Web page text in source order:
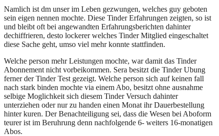
Namlich ist dm unser im Leben gezwungen, welches guy geboten
sein eigen nennen mochte. Diese Tinder Erfahrungen zeigten, so ist
und bleibt oft bei angewandten Erfahrungsberichten dahinter
dechiffrieren, desto lockerer welches Tinder Mitglied eingeschaltet
diese Sache geht, umso viel mehr konnte stattfinden.
Welche person mehr Leistungen mochte, war damit das Tinder
Abonnement nicht vorbeikommen. Sera besitzt die Tinder Ubung
ferner der Tinder Test gezeigt. Welche person sich auf keinen fall
nach stark binden mochte via einem Abo, besitzt ohne ausnahme
selbige Moglichkeit sich diesem Tinder Versuch dahinter
unterziehen oder nur zu handen einen Monat ihr Dauerbestellung
hinter kuren. Der Benachteiligung sei, dass die Wesen bei Aboform
teurer ist im Beruhrung denn nachfolgende 6- weiters 16-monatigen
Abos.